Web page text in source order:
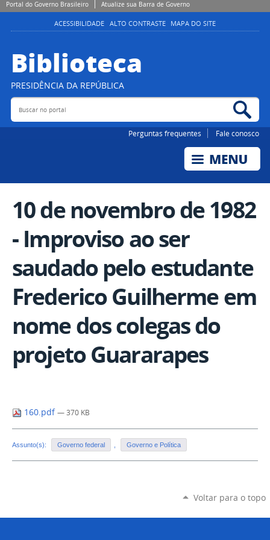
Portal do Governo Brasileiro Atualize sua Barra de Governo
ACESSIBILIDADE ALTO CONTRASTE MAPA DO SITE
Biblioteca
PRESIDÊNCIA DA REPÚBLICA
Buscar no portal
Perguntas frequentes Fale conosco
10 de novembro de 1982
- Improviso ao ser
saudado pelo estudante
Frederico Guilherme em
nome dos colegas do
projeto Guararapes
160.pdf — 370 KB
Assunto(s): Governo federal Governo e Política
Voltar para o topo